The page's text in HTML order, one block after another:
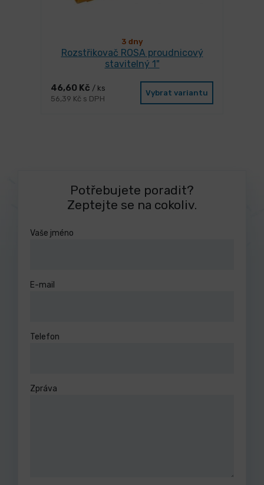
3 dny
Rozstřikovač ROSA proudnicový
stavitelný 1"
46,60 Kč / ks
56,39 Kč s DPH
Vybrat variantu
Potřebujete poradit?
Zeptejte se na cokoliv.
Vaše jméno
E-mail
Telefon
Zpráva